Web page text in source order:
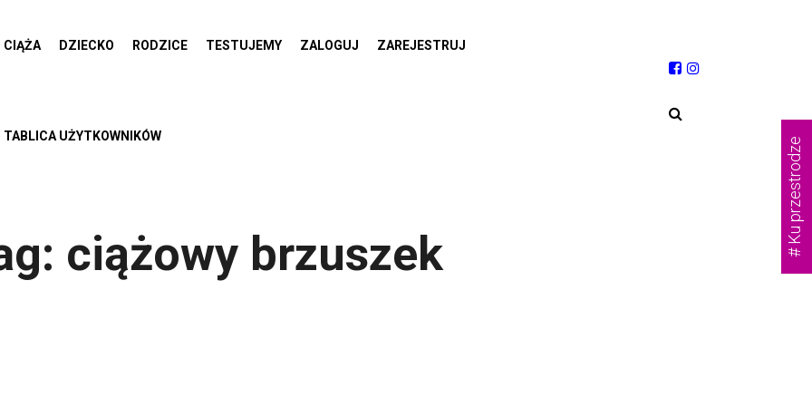
CIĄŻA DZIECKO RODZICE TESTUJEMY ZALOGUJ ZAREJESTRUJ
TABLICA UŻYTKOWNIKÓW
ciążowy brzuszek # Ku przestrodze